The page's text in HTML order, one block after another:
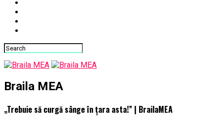
Braila MEA
„Trebuie să curgă sânge în ţara asta!” | BrailaMEA